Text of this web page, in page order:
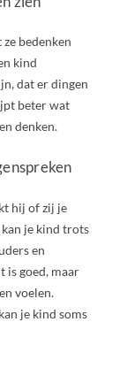
bedenken
kind
dat er dingen
beter wat
denken.
hij of zij je
kan je kind trots
en
is goed, maar
voelen.
je kind soms